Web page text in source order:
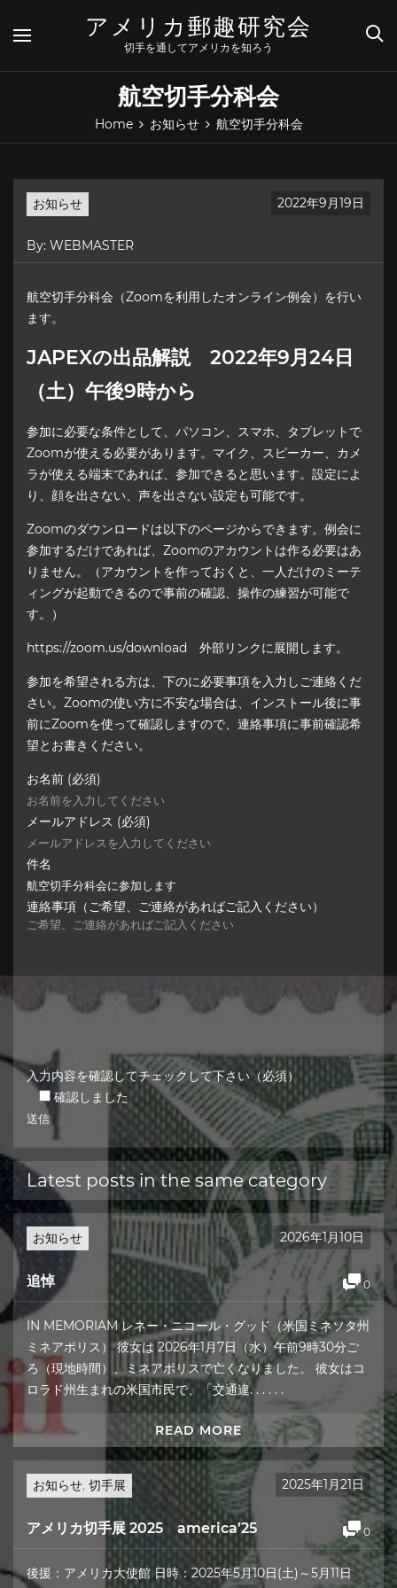
content
アメリカ郵趣研究会
切手を通してアメリカを知ろう
航空切手分科会
Home お知らせ 航空切手分科会
お知らせ 2022年9月19日
By: WEBMASTER
航空切手分科会（Zoomを利用したオンライン例会）を行い
ます。
JAPEXの出品解説 2022年9月24日
（土）午後9時から
参加に必要な条件として、パソコン、スマホ、タブレットで
Zoomが使える必要があります。マイク、スピーカー、カメ
ラが使える端末であれば、参加できると思います。設定によ
り、顔を出さない、声を出さない設定も可能です。
Zoomのダウンロードは以下のページからできます。例会に
参加するだけであれば、Zoomのアカウントは作る必要はあ
りません。（アカウントを作っておくと、一人だけのミーテ
ィングが起動できるので事前の確認、操作の練習が可能で
す。）
https://zoom.us/download 外部リンクに展開します。
参加を希望される方は、下のに必要事項を入力しご連絡くだ
さい。Zoomの使い方に不安な場合は、インストール後に事
前にZoomを使って確認しますので、連絡事項に事前確認希
望とお書きください。
お名前 (必須)
メールアドレス (必須)
件名
連絡事項（ご希望、ご連絡があればご記入ください）
入力内容を確認してチェックして下さい（必須）
確認しました
Latest posts in the same category
お知らせ 2026年1月10日
追悼 0
IN MEMORIAM レネー・ニコール・グッド（米国ミネソタ州
ミネアポリス） 彼女は 2026年1月7日（水）午前9時30分ご
ろ（現地時間）、ミネアポリスで亡くなりました。 彼女はコ
ロラド州生まれの米国市民で、「交通違. . . . . .
READ MORE
お知らせ, 切手展 2025年1月21日
アメリカ切手展 2025 america’25 0
後援：アメリカ大使館 日時：2025年5月10日(土)～5月11日